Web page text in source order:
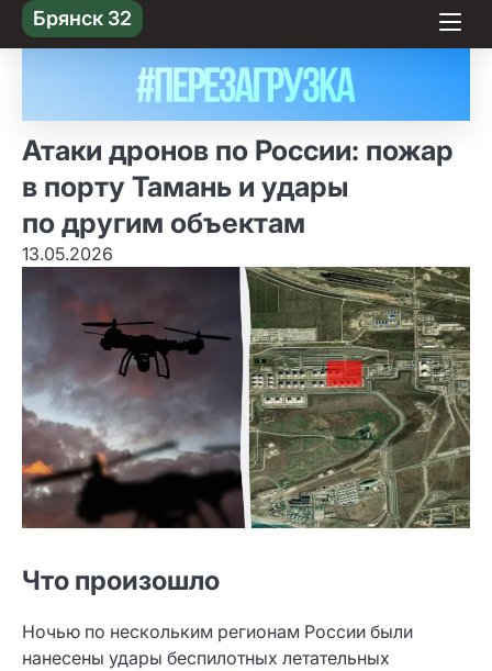
Skip
to content
Брянск 32
Атаки дронов по России: пожар
в порту Тамань и удары
по другим объектам
13.05.2026
Что произошло
Ночью по нескольким регионам России были
нанесены удары беспилотных летательных